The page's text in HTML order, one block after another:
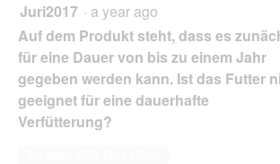
Juri2017 · a year ago
Auf dem Produkt steht, dass es
für eine Dauer von bis zu einem Jahr
gegeben werden kann. Ist das Futter
geeignet für eine dauerhafte
Verfütterung?